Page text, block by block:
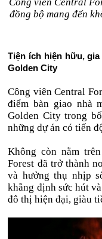
đồng bộ mang đến
Tiện ích hiện hữu,
Golden City
Công viên Central
điểm bàn giao nhà
Golden City trong
những dự án có tiến
Không còn nằm
Forest đã trở thành
và hưởng thụ nhịp
khẳng định sức hút
đô thị hiện đại, giàu